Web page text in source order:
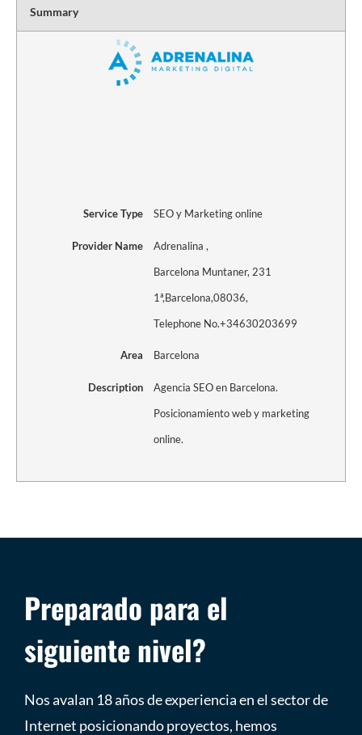
Summary
Service Type SEO y Marketing online
Provider Name Adrenalina ,
Barcelona Muntaner, 231
1ª,Barcelona,08036,
Telephone No.+34630203699
Area Barcelona
Description
Agencia SEO en Barcelona.
Posicionamiento web y marketing
online.
Preparado para el
siguiente nivel?
Nos avalan 18 años de experiencia en el sector de
Internet posicionando proyectos, hemos